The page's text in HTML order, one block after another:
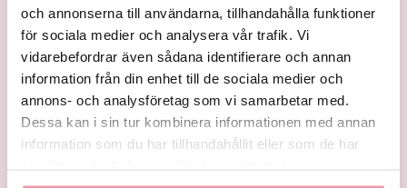
och annonserna till användarna, tillhandahålla funktioner
för sociala medier och analysera vår trafik. Vi
vidarebefordrar även sådana identifierare och annan
information från din enhet till de sociala medier och
annons- och analysföretag som vi samarbetar med.
Dessa kan i sin tur kombinera informationen med annan
information som du har tillhandahållit eller som de har
Sann blomsterglädje
fr.355 kr
KÖP
Denna bukett är
riktig glädjespridare
fr.445 kr
KÖP